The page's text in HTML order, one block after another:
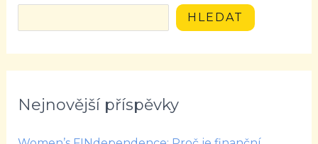
HLEDAT
Nejnovější příspěvky